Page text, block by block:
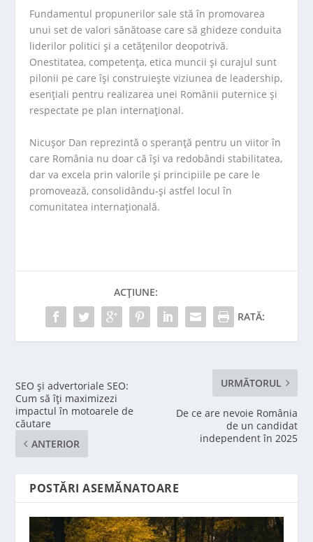
Fundamentul propunerilor sale stă în promovarea
unui set de valori sănătoase care să ghideze conduita
liderilor politici şi a cetăţenilor deopotrivă.
Onestitatea, competenţa, etica muncii şi curajul sunt
pilonii pe care îşi construieşte viziunea de leadership,
esenţiali pentru realizarea unei Românii puternice şi
respectate pe plan internaţional.
Nicuşor Dan reprezintă o speranţă pentru un viitor în
care România nu doar că îşi va redobândi stabilitatea,
dar va excela prin valorile şi principiile pe care le
promovează, consolidându-şi astfel locul în
comunitatea internaţională.
ACȚIUNE:
RATĂ:
SEO și advertoriale SEO:
Cum să îți maximizezi
impactul în motoarele de
căutare
ANTERIOR
URMĂTORUL
De ce are nevoie România
de un candidat
independent în 2025
POSTĂRI ASEMĂNATOARE